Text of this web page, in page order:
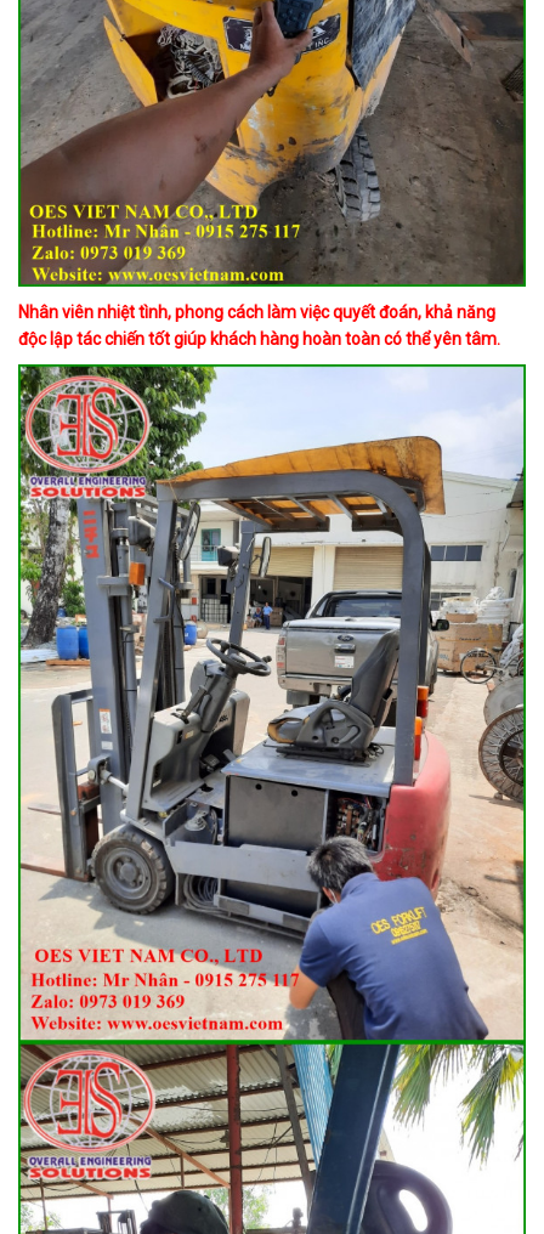
Nhân viên nhiệt tình, phong cách làm việc quyết đoán, khả năng
độc lập tác chiến tốt giúp khách hàng hoàn toàn có thể yên tâm.